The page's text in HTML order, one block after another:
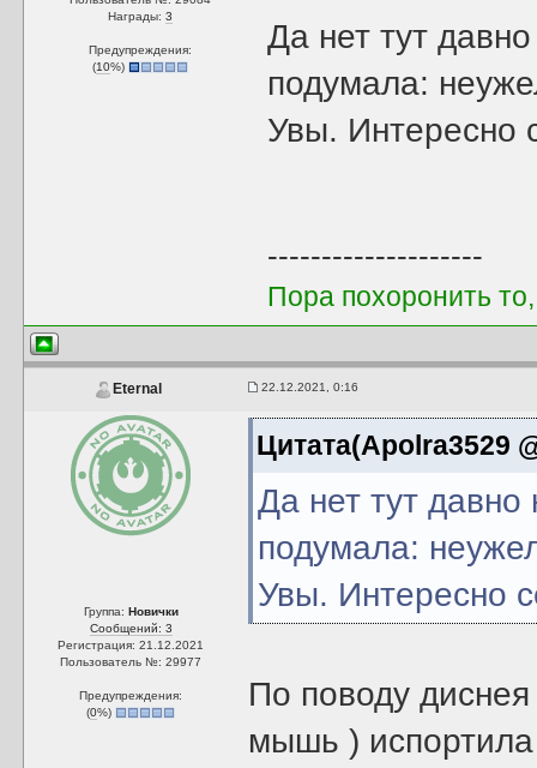
Награды:3
Предупреждения:
(10%)
Да нет тут
подумала:
Увы. Интересно
--------------------
Пора похоронить
Eternal 22.12.2021, 0:16
Группа: Новички
Сообщений: 3
Регистрация: 21.12.2021
Пользователь №: 29977
Предупреждения:
(0%)
Цитата(Apolra3529
Да нет тут
подумала:
Увы. Интересно
По поводу
мышь )